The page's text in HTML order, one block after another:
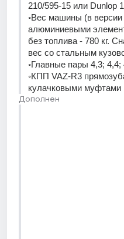
210/595-15 или Dunlop
◦Вес машины (в версии
алюминиевыми
без топлива - 780 кг.
вес со стальным
◦Главные пары 4,3; 4,4;
◦КПП VAZ-R3
кулачковыми муфтами
Дополнен